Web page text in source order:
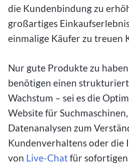
die Kundenbindung zu
großartiges
einmalige Käufer zu treuen
Nur gute Produkte zu
benötigen einen
Wachstum – sei es die
Website für
Datenanalysen zum
Kundenverhaltens oder die
von Live-Chatfür sofortigen